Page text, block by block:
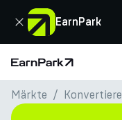
EarnPark
Schließen
Startseite
Produkte
Märkte